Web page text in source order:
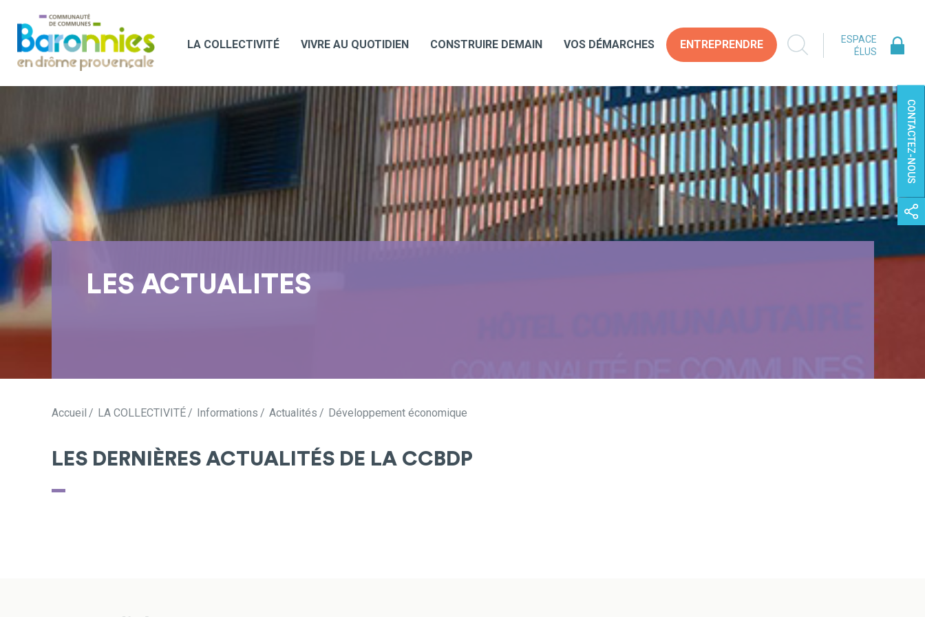
LA COLLECTIVITÉ VIVRE AU QUOTIDIEN CONSTRUIRE DEMAIN VOS DÉMARCHES ENTREPRENDRE
ESPACE
ÉLUS
CONTACTEZ-NOUS
LES ACTUALITES
Accueil LA COLLECTIVITÉ Informations Actualités Développement économique
LES DERNIÈRES ACTUALITÉS DE LA CCBDP